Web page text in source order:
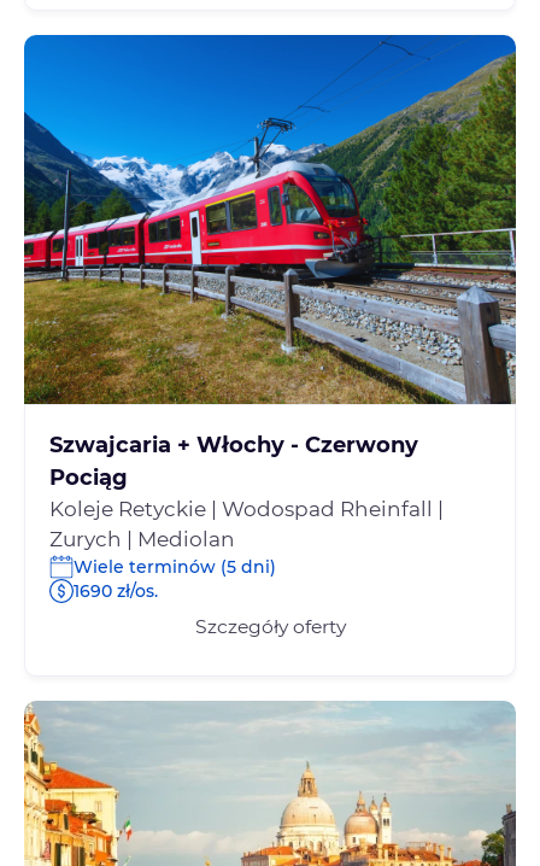
Szwajcaria + Włochy - Czerwony
Pociąg
Koleje Retyckie | Wodospad Rheinfall |
Zurych | Mediolan
Wiele terminów (5 dni)
1690 zł/os.
Szczegóły oferty